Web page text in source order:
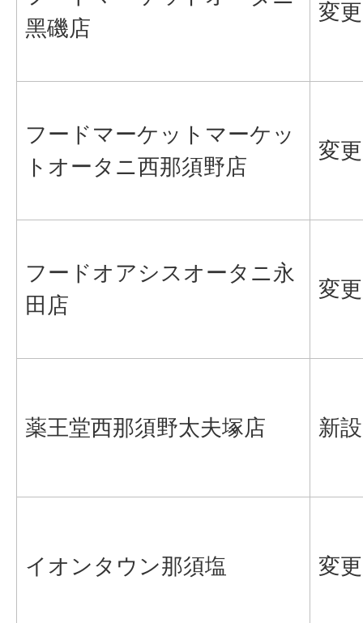
⿊磯店
変
フードマーケットマーケッ
トオータニ⻄那須野店
変
フードオアシスオータニ永
⽥店
変
薬王堂西那須野太夫塚店 新
イオンタウン那須塩 変